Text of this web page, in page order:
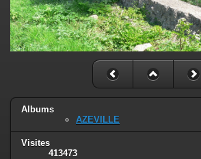
Albums
AZEVILLE
Visites
413473